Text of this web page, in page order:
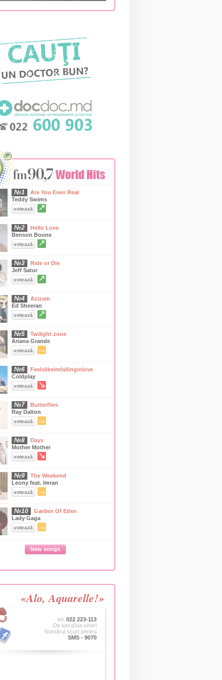
№1
Are You Even Real
Teddy Swims
votează ↗
№2
Hello Love
Benson Boone
votează ↗
№3
Ride or Die
Jeff Satur
votează ↗
№4
Azizam
Ed Sheeran
votează ↗
№5
Twilight zone
Ariana Grande
votează →
№6
Feelslikeimfallinginlove
Coldplay
votează ↘
№7
Butterflies
Ray Dalton
votează →
№8
Days
Mother Mother
votează ↘
№9
The Weekend
Leony feat. Imran
votează →
№10
Garden Of Eden
Lady Gaga
votează →
New songs
«Alo, Aquarelle!»
tel. 022 223-113
De luni pîna vineri
Numărul scurt pentru
SMS - 9070